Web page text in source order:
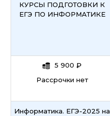
КУРСЫ ПОДГОТОВКИ К
ЕГЭ ПО ИНФОРМАТИКЕ
5 900 ₽
Рассрочки нет
Информатика. ЕГЭ-2025 на